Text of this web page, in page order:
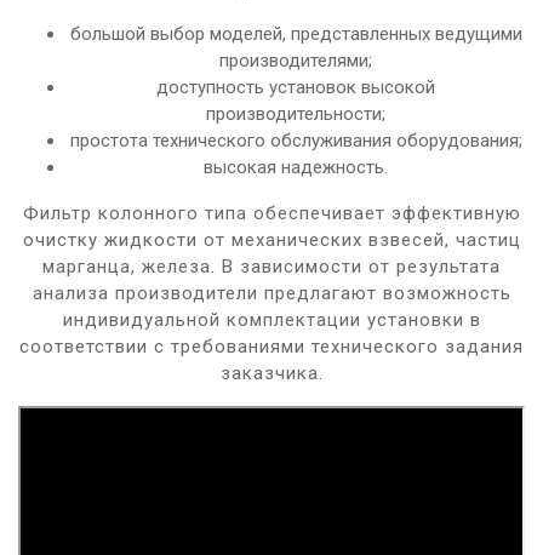
большой выбор моделей, представленных ведущими
производителями;
доступность установок высокой
производительности;
простота технического обслуживания оборудования;
высокая надежность.
Фильтр колонного типа обеспечивает эффективную
очистку жидкости от механических взвесей, частиц
марганца, железа. В зависимости от результата
анализа производители предлагают возможность
индивидуальной комплектации установки в
соответствии с требованиями технического задания
заказчика.